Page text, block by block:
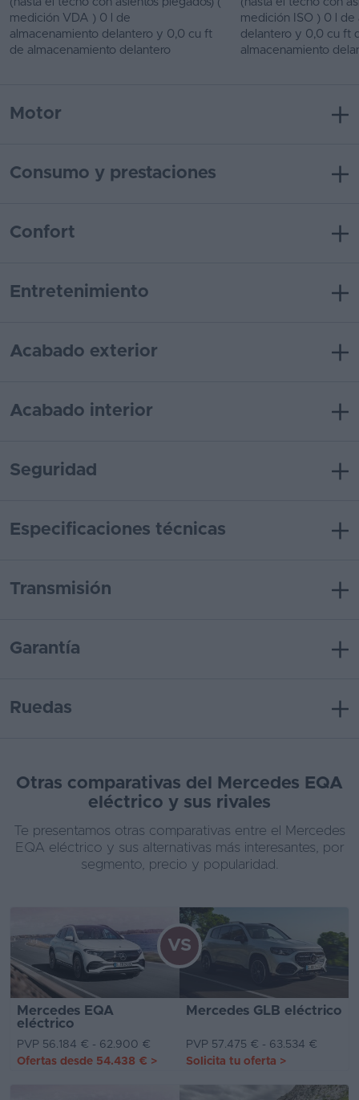
medición VDA ) 0 l de
almacenamiento delantero y 0,0 cu ft
de almacenamiento delantero
medición ISO ) 0 l de
delantero y 0,0 cu ft
almacenamiento
Motor
Consumo y prestaciones
Confort
Entretenimiento
Acabado exterior
Acabado interior
Seguridad
Especificaciones técnicas
Transmisión
Garantía
Ruedas
Otras comparativas del Mercedes EQA
eléctrico y sus rivales
Te presentamos otras comparativas entre el Mercedes
EQA eléctrico y sus alternativas más interesantes, por
segmento, precio y popularidad.
Mercedes EQA
eléctrico
Mercedes GLB eléctrico
VS
PVP 56.184 € - 62.900 €
PVP 57.475 € - 63.534 €
Ofertas desde 54.438 € > Solicita tu oferta >